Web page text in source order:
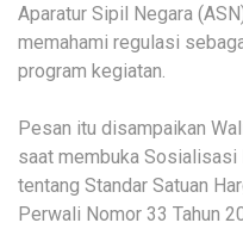
Aparatur Sipil Negara
memahami regulasi
program kegiatan.
Pesan itu disampaikan
saat membuka Sosialisasi
tentang Standar Satuan
Perwali Nomor 33 Tahun